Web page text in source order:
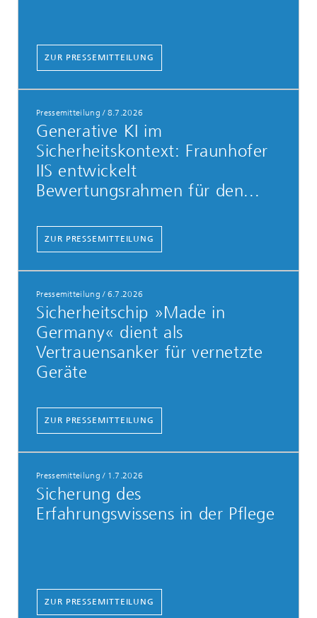
ZUR PRESSEMITTEILUNG
Pressemitteilung / 8.7.2026
Generative KI im
Sicherheitskontext: Fraunhofer
IIS entwickelt
Bewertungsrahmen für den...
ZUR PRESSEMITTEILUNG
Pressemitteilung / 6.7.2026
Sicherheitschip »Made in
Germany« dient als
Vertrauensanker für vernetzte
Geräte
ZUR PRESSEMITTEILUNG
Pressemitteilung / 1.7.2026
Sicherung des
Erfahrungswissens in der Pflege
ZUR PRESSEMITTEILUNG